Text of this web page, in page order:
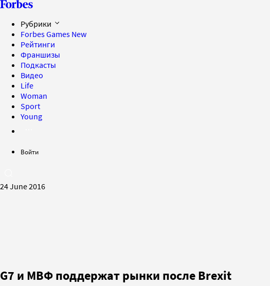
Рубрики
Forbes Games New
Рейтинги
Франшизы
Подкасты
Видео
Life
Woman
Sport
Young
Войти
24 June 2016
G7 и МВФ поддержат рынки после Brexit